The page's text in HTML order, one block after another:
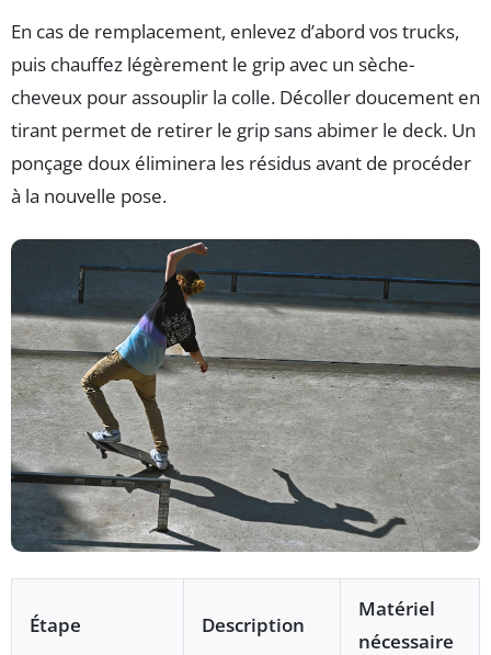
En cas de remplacement, enlevez d’abord vos trucks,
puis chauffez légèrement le grip avec un sèche-
cheveux pour assouplir la colle. Décoller doucement en
tirant permet de retirer le grip sans abimer le deck. Un
ponçage doux éliminera les résidus avant de procéder
à la nouvelle pose.
Étape Description
Matériel
nécessaire